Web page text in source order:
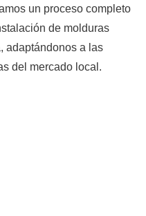
un proceso completo
de molduras
adaptándonos a las
del mercado local.